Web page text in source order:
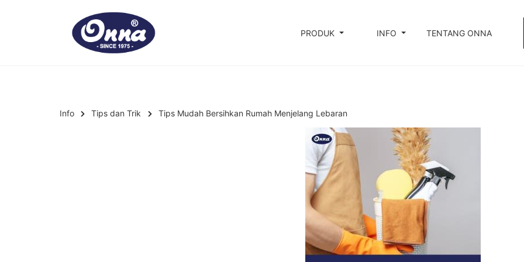
PRODUK INFO TENTANG ONNA
Info Tips dan Trik Tips Mudah Bersihkan Rumah Menjelang Lebaran